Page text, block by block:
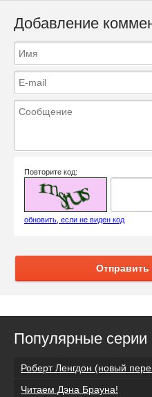
Добавление
Повторите код:
обновить, если не виден код
Отправить
Популярные серии
Роберт Ленгдон (новый
Читаем Дэна Брауна!